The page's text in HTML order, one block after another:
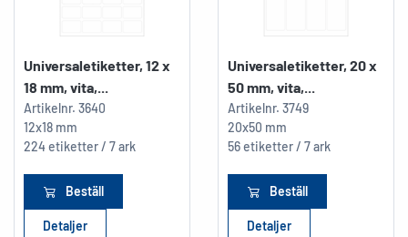
Universaletiketter, 12 x
18 mm, vita,...
Artikelnr. 3640
12x18 mm
224 etiketter / 7 ark
Beställ
Detaljer
Universaletiketter, 20 x
50 mm, vita,...
Artikelnr. 3749
20x50 mm
56 etiketter / 7 ark
Beställ
Detaljer